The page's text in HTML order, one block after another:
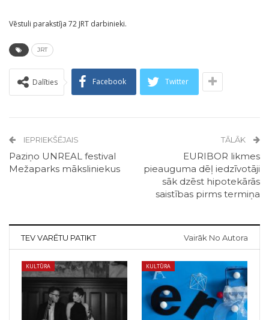
Vēstuli parakstīja 72 JRT darbinieki.
JRT
Dalīties Facebook Twitter
IEPRIEKŠĒJAIS
Paziņo UNREAL festival
Mežaparks māksliniekus
TĀLĀK
EURIBOR likmes
pieauguma dēļ iedzīvotāji
sāk dzēst hipotekārās
saistības pirms termiņa
TEV VARĒTU PATIKT Vairāk No Autora
KULTŪRA KULTŪRA